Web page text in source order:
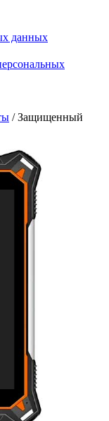
данных
/Защищенный